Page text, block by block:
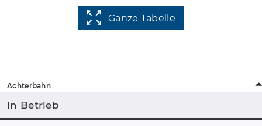
Ganze Tabelle
Achterbahn
In Betrieb